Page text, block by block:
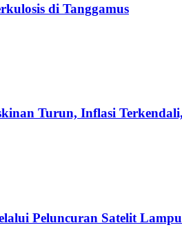
di Tanggamus
Turun, Inflasi
Peluncuran Satelit